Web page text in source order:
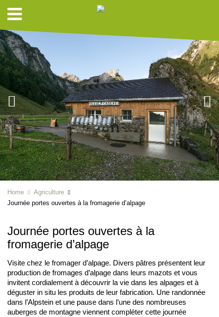
Home
Agriculture
Journée portes ouvertes à la fromagerie d’alpage
Journée portes ouvertes à la
fromagerie d’alpage
Visite chez le fromager d’alpage. Divers pâtres présentent leur
production de fromages d’alpage dans leurs mazots et vous
invitent cordialement à découvrir la vie dans les alpages et à
déguster in situ les produits de leur fabrication. Une randonnée
dans l’Alpstein et une pause dans l’une des nombreuses
auberges de montagne viennent compléter cette journée